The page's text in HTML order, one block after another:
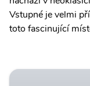
Vstupné je velmi
toto fascinující